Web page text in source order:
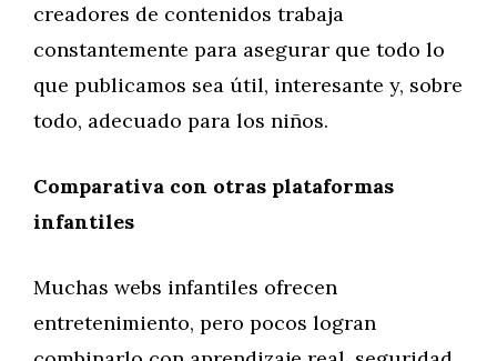
creadores de contenidos trabaja
constantemente para asegurar que todo lo
que publicamos sea útil, interesante y, sobre
todo, adecuado para los niños.
Comparativa con otras plataformas
infantiles
Muchas webs infantiles ofrecen
entretenimiento, pero pocos logran